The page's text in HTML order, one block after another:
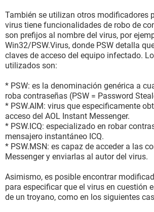
También se utilizan otros modificadores
virus tiene funcionalidades de robo de
son prefijos al nombre del virus, por
Win32/PSW.Virus, donde PSW detalla
claves de acceso del equipo infectado.
utilizados son:
* PSW: es la denominación genérica a
roba contraseñas (PSW = Password
* PSW.AIM: virus que especificamente
acceso del AOL Instant Messenger.
* PSW.ICQ: especializado en robar
mensajero instantáneo ICQ.
* PSW.MSN: es capaz de acceder a las
Messenger y enviarlas al autor del virus.
Asimismo, es posible encontrar
para especificar que el virus en cuestión
de un troyano, como en los siguientes